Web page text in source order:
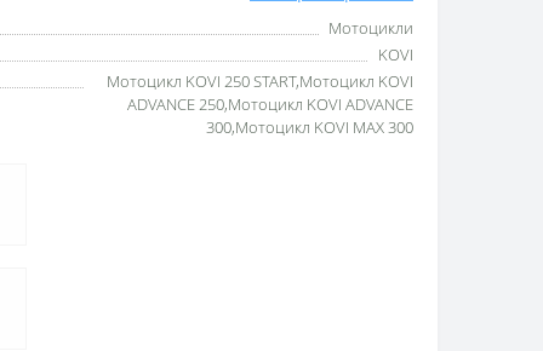
Мотоцикли
KOVI
Мотоцикл KOVI 250 START,Мотоцикл KOVI
ADVANCE 250,Мотоцикл KOVI ADVANCE
300,Мотоцикл KOVI MAX 300